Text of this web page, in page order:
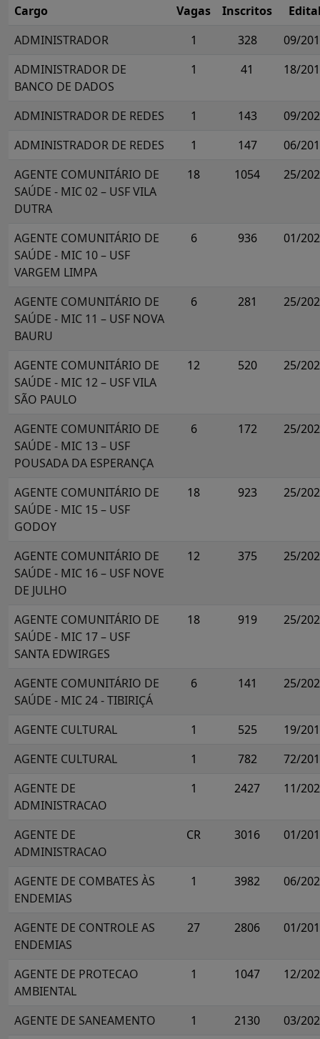
Cargo Vagas Inscritos
ADMINISTRADOR
1 328
09/
ADMINISTRADOR DE
BANCO DE DADOS
1 41 18/
ADMINISTRADOR DE REDES 1 143
09/
ADMINISTRADOR DE REDES
1 147
06/
AGENTE COMUNITÁRIO DE
SAÚDE - MIC 02 – USF VILA
DUTRA
18 1054 25/
AGENTE COMUNITÁRIO DE
SAÚDE - MIC 10 – USF
VARGEM LIMPA
6 936 01/
AGENTE COMUNITÁRIO DE
SAÚDE - MIC 11 – USF NOVA
BAURU
6 281 25/
AGENTE COMUNITÁRIO DE
SAÚDE - MIC 12 – USF VILA
SÃO PAULO
12 520 25/
AGENTE COMUNITÁRIO DE
SAÚDE - MIC 13 – USF
POUSADA DA ESPERANÇA
6 172 25/
AGENTE COMUNITÁRIO DE
SAÚDE - MIC 15 – USF
GODOY
18 923 25/
AGENTE COMUNITÁRIO DE
SAÚDE - MIC 16 – USF NOVE
DE JULHO
12 375 25/
AGENTE COMUNITÁRIO DE
SAÚDE - MIC 17 – USF
SANTA EDWIRGES
18 919 25/
AGENTE COMUNITÁRIO DE
SAÚDE - MIC 24 - TIBIRIÇÁ
6 141 25/
AGENTE CULTURAL 1 525
19/
AGENTE CULTURAL
1 782
72/
AGENTE DE
ADMINISTRACAO
1 2427 11/
AGENTE DE
ADMINISTRACAO
CR 3016 01/
AGENTE DE COMBATES ÀS
ENDEMIAS
1 3982 06/
AGENTE DE CONTROLE AS
ENDEMIAS
27 2806 01/
AGENTE DE PROTECAO
AMBIENTAL
1 1047 12/
AGENTE DE SANEAMENTO 1 2130 03/